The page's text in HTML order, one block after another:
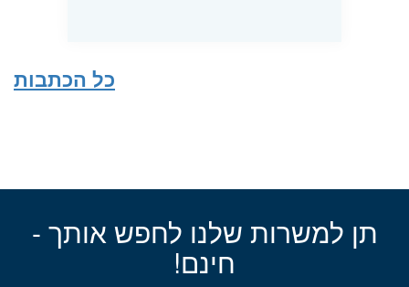
כל הכתבות
תן למשרות שלנו לחפש אותך -
חינם!